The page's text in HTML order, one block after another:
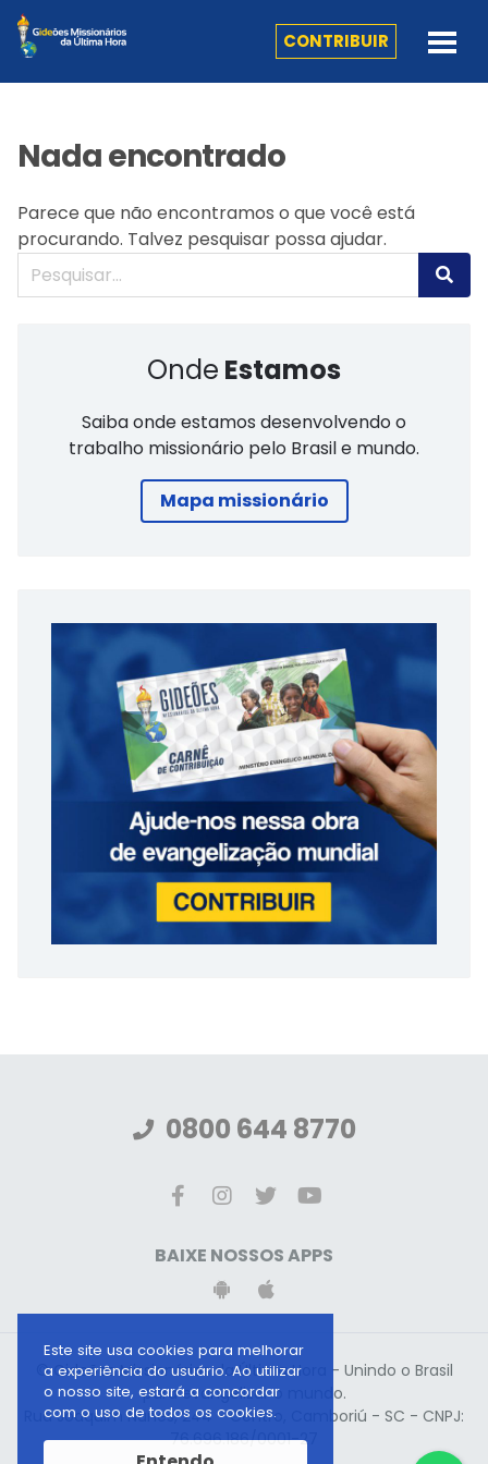
CONTRIBUIR
Nada encontrado
Parece que não encontramos o que você está
procurando. Talvez pesquisar possa ajudar.
Onde Estamos
Saiba onde estamos desenvolvendo o
trabalho missionário pelo Brasil e mundo.
Mapa missionário
Este site usa cookies para melhorar
a experiência do usuário. Ao utilizar
o nosso site, estará a concordar
com o uso de todos os cookies.
0800 644 8770
BAIXE NOSSOS APPS
© Gideões Missionários da Última Hora - Unindo o Brasil
para evangelizar o mundo.
Rua Joaquim Nunes, 244 - Centro, Camboriú - SC - CNPJ:
76.696.186/0001-27